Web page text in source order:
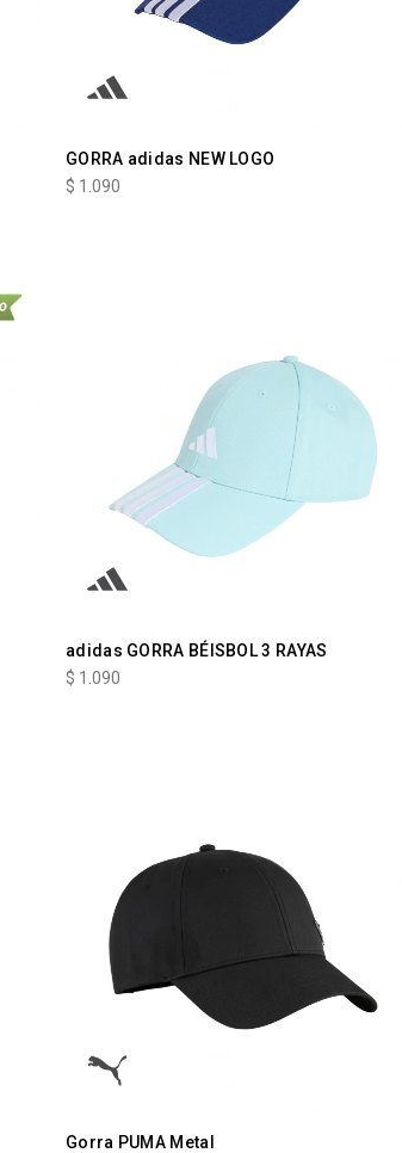
GORRA adidas NEW LOGO
$ 1.090
adidas GORRA BÉISBOL 3 RAYAS
$ 1.090
Gorra PUMA Metal